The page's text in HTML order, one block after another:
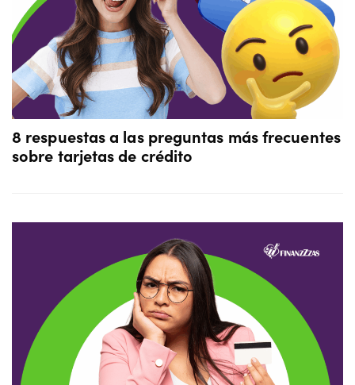
8 respuestas a las preguntas más frecuentes
sobre tarjetas de crédito